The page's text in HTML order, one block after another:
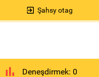
Şahsy otag
Deneşdirmek: 0